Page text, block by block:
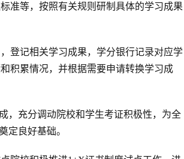
准等，按照有关规则研制具体的学习成果
登记相关学习成果，学分银行记录对应学
积累情况，并根据需要申请转换学习成
，充分调动院校和学生考证积极性，为全
定良好基础。